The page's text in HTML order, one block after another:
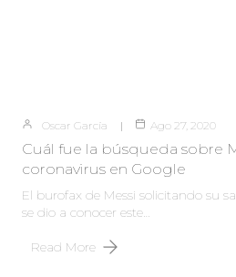
Oscar García Ago 27, 2020
Cuál fue la búsqueda sobre
coronavirus en Google
El burofax de Messi solicitando su
se dio a conocer este…
Read More